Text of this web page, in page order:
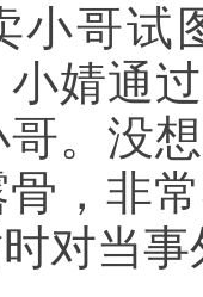
小哥试
婧通
。没
，非
对当